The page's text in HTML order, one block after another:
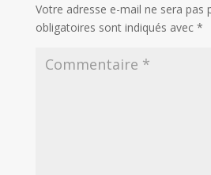
Votre adresse e-mail ne sera pas
obligatoires sont indiqués avec *